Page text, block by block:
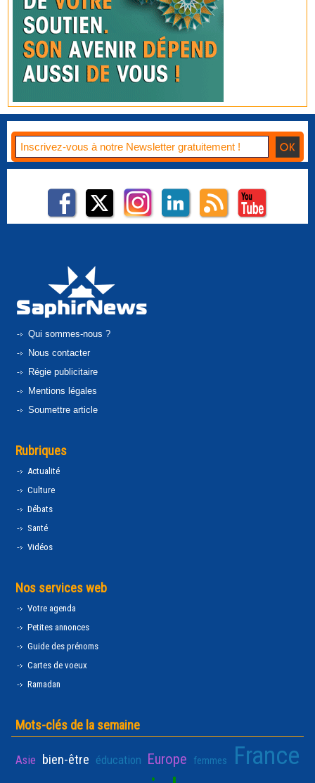
Qui sommes-nous ?
Nous contacter
Régie publicitaire
Mentions légales
Soumettre article
Rubriques
Actualité
Culture
Débats
Santé
Vidéos
Nos services web
Votre agenda
Petites annonces
Guide des prénoms
Cartes de voeux
Ramadan
Mots-clés de la semaine
Asie bien-être éducation Europe femmes France